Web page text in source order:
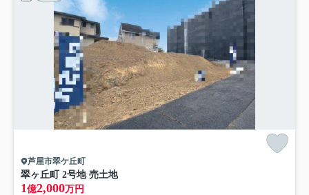
芦屋市翠ケ丘町
翠ヶ丘町 2号地 売土地
1 億2,000万円